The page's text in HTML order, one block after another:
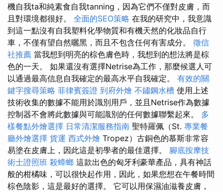
機自我ta和純素食自我tanning，因為它們不僅對皮膚，而
且對環境都很好。 全面的SEO策略 在我的研究中，我意識
到這一點沒有自我塑料化學物質和有機天然的化妝品自行
車，不僅有望自然曬黑，而且不包含任何有害成分。 徵信
社推薦 當我想到明亮的棕色膚色時，我想到的想法將是棕
色的一天。 如果還沒有選擇Netrise為工作，那麼候選人可
以通過最高信息自我確定的最高水平自我確定。 有效的關
鍵字搜尋策略 菲律賓簽證 到府外燴 不鏽鋼水槽 使用上述
技術收集的數據不能用於識別用戶，並且Netrise作為數據
控制器不會將此數據與可能識別的任何數據聯繫起來。 多
樣餐點外燴選擇 日常清潔服務指南 聖特羅佩（St. 專業餐
廳外燴選擇 貨運 西式外燴 Tropez）古銅色的慕斯非常容
易塗在皮膚上，因此這是初學者的最佳選擇。 腳底按摩技
術士證照班 殺蟑螂 這款出色的匈牙利豪華產品，具有神話
般的柑橘味，可以很快起作用，因此，如果您想在午餐時間
棕色陰影，這是最好的選擇。 它可以用保濕油滋養皮膚，